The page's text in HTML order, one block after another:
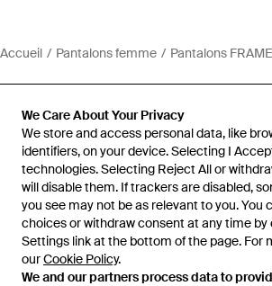
We Care About Your Privacy
We store and access personal data, like
identifiers, on your device. Selecting I
technologies. Selecting Reject All or
will disable them. If trackers are disabled,
you see may not be as relevant to you. You
choices or withdraw consent at any time by
Settings link at the bottom of the page. For
ourCookie Policy.
We and our partners process data to
Accueil Pantalons femme Pantalons FRAME
Aide et infos